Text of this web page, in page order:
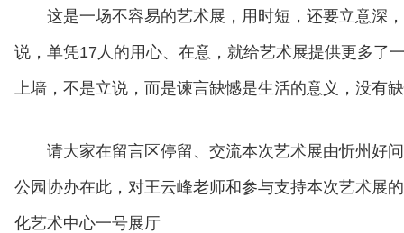
这是一场不容易的艺术展，用时短，还要立意深
说，单凭17人的用心、在意，就给艺术展提供更多了
上墙，不是立说，而是谏言缺憾是生活的意义，没有
请大家在留言区停留、交流本次艺术展由忻州好
公园协办在此，对王云峰老师和参与支持本次艺术展
化艺术中心一号展厅